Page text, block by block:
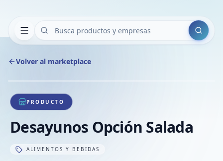
Buscar
Volver al marketplace
1/1
PRODUCTO
Desayunos Opción Salada
ALIMENTOS Y BEBIDAS